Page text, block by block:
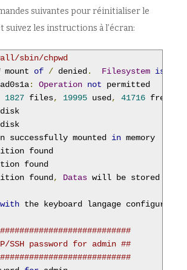
suivantes pour réinitialiser le
suivez les instructions à l’écran:
sbin/chpwd
mount of / denied . Filesystem is
ad0s1a: Operation not
1827 files, 19995 used , 41716 free
disk
disk
successfully mounted in
found , Datas will be stored on
with the keyboard langage configured
SSH password for admin ##